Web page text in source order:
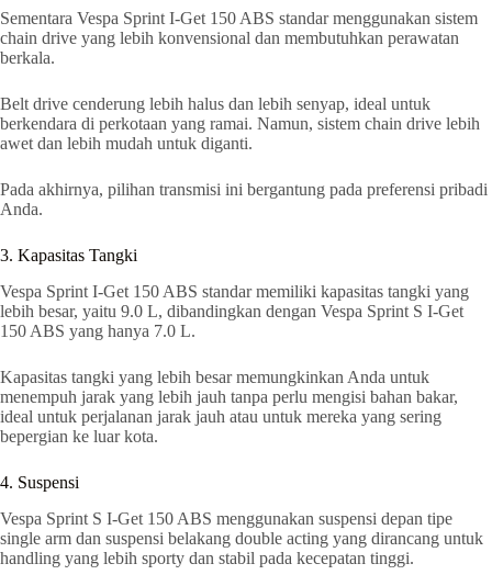
Sementara Vespa Sprint I-Get 150 ABS standar menggunakan sistem
chain drive yang lebih konvensional dan membutuhkan perawatan
berkala.
Belt drive cenderung lebih halus dan lebih senyap, ideal untuk
berkendara di perkotaan yang ramai. Namun, sistem chain drive lebih
awet dan lebih mudah untuk diganti.
Pada akhirnya, pilihan transmisi ini bergantung pada preferensi pribadi
Anda.
3. Kapasitas Tangki
Vespa Sprint I-Get 150 ABS standar memiliki kapasitas tangki yang
lebih besar, yaitu 9.0 L, dibandingkan dengan Vespa Sprint S I-Get
150 ABS yang hanya 7.0 L.
Kapasitas tangki yang lebih besar memungkinkan Anda untuk
menempuh jarak yang lebih jauh tanpa perlu mengisi bahan bakar,
ideal untuk perjalanan jarak jauh atau untuk mereka yang sering
bepergian ke luar kota.
4. Suspensi
Vespa Sprint S I-Get 150 ABS menggunakan suspensi depan tipe
single arm dan suspensi belakang double acting yang dirancang untuk
handling yang lebih sporty dan stabil pada kecepatan tinggi.